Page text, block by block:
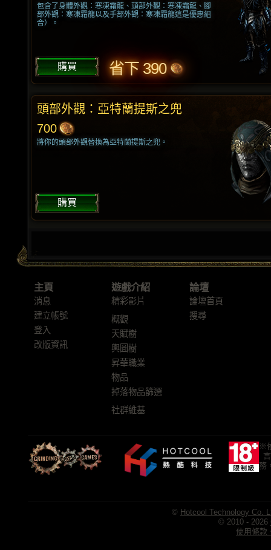
包含了身體外觀：寒凍霜龍、頭部外觀：寒凍霜龍、腳
部外觀：寒凍霜龍以及手部外觀：寒凍霜龍這是優惠組
合）。
購買 省下 390
頭部外觀：亞特蘭提斯之兜
700
將你的頭部外觀替換為亞特蘭提斯之兜。
購買
主頁
消息
建立帳號
登入
改版資訊
遊戲介紹
精彩影片
概觀
天賦樹
輿圖樹
昇華職業
物品
掉落物品篩選
社群維基
論壇
論壇首頁
搜尋
※
務
© Hotcool Technology Co.
© 2010 - 2026
使用條款